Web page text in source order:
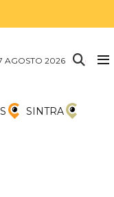
AGOSTO 2026
SINTRA